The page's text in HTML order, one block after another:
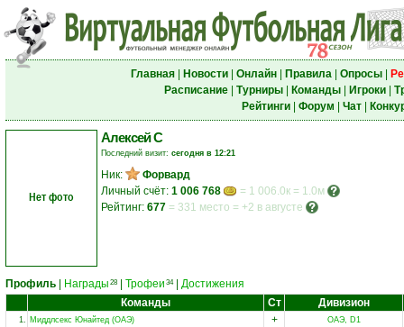
Главная| Новости| Онлайн| Правила| Опросы|
Расписание| Турниры| Команды| Игроки|
Рейтинги| Форум Чат|
Нет фото
Алексей С
Последний визит: сегодня в 12:21
Ник:
Форвард
Личный счёт: 1 006 768
= 1 006.0к = 1.0м
Рейтинг: 677 = 331 место = +2 в августе
Профиль Награды 28 Трофеи 34| Достижения
Команды
Ст Дивизион
1. Миддлсекс Юнайтед (ОАЭ) +
ОАЭ, D1